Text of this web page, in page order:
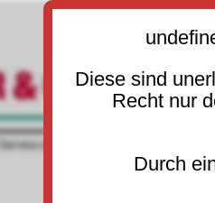
Diese sind
Recht nur
Durch